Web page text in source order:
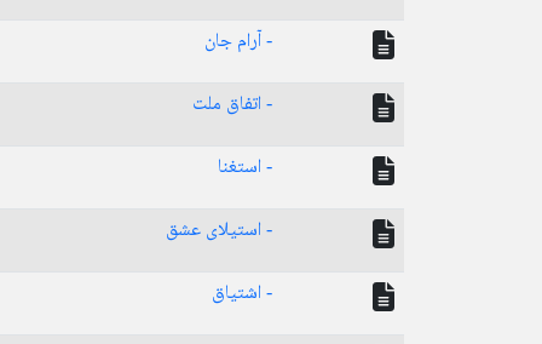
- آرام جان
- اتفاق ملت
- استغنا
- استیلای عشق
- اشتیاق